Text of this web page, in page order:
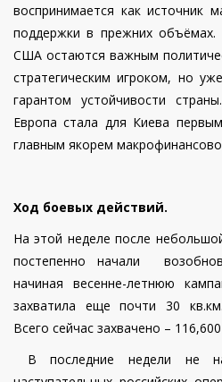
воспринимается как источник
поддержки в прежних объёмах.
США остаются важным
стратегическим игроком, но
гарантом устойчивости
Европа стала для Киева
главным якорем
Ход боевых действий.
На этой неделе после
постепенно начали
начиная весенне-летнюю
захватила еще почти 30
Всего сейчас захвачено –
В последние недели не